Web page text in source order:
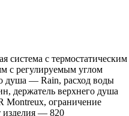
система с термостатическим
с регулируемым углом
душа — Rain, расход воды
держатель верхнего душа
ограничение
изделия — 820